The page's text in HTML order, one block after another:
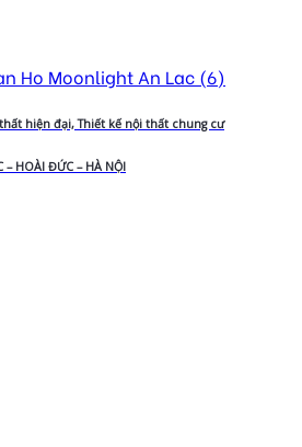
hiện đại, Thiết kế nội thất chung cư
– HOÀI ĐỨC – HÀ NỘI